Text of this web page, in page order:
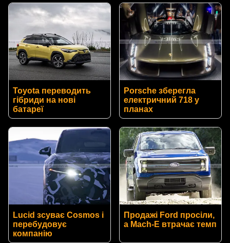
Toyota переводить
гібриди на нові
батареї
Porsche зберегла
електричний 718 у
планах
Lucid зсуває Cosmos і
перебудовує
компанію
Продажі Ford просіли,
а Mach-E втрачає темп